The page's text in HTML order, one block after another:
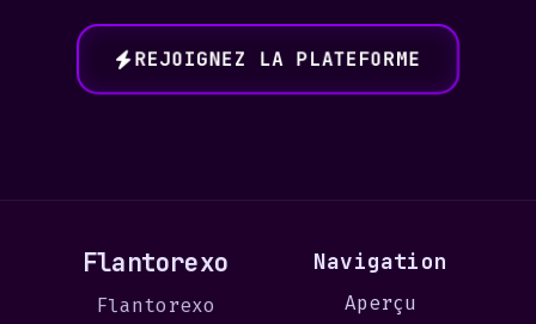
REJOIGNEZ LA PLATEFORME
Flantorexo
Flantorexo
Navigation
Aperçu